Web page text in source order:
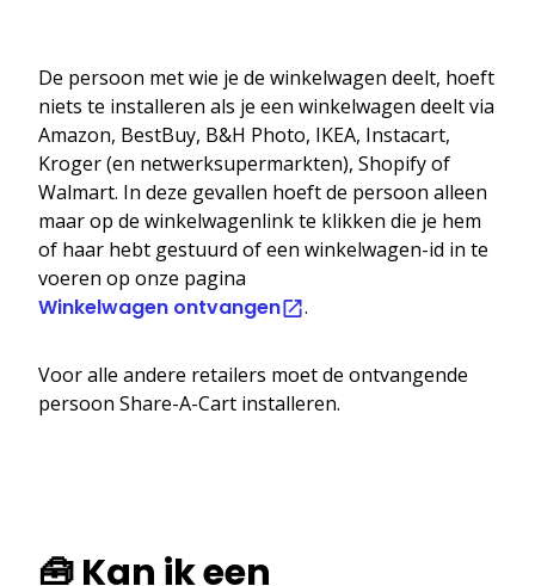
De persoon met wie je de winkelwagen deelt, hoeft
niets te installeren als je een winkelwagen deelt via
Amazon, BestBuy, B&H Photo, IKEA, Instacart,
Kroger (en netwerksupermarkten), Shopify of
Walmart. In deze gevallen hoeft de persoon alleen
maar op de winkelwagenlink te klikken die je hem
of haar hebt gestuurd of een winkelwagen-id in te
voeren op onze pagina
Winkelwagen ontvangen .
Voor alle andere retailers moet de ontvangende
persoon Share-A-Cart installeren.
🧰 Kan ik een